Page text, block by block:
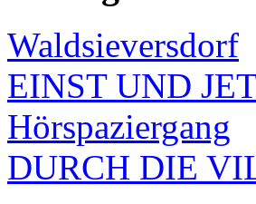
Waldsieversdorf
EINST UND
Hörspaziergang
DURCH DIE